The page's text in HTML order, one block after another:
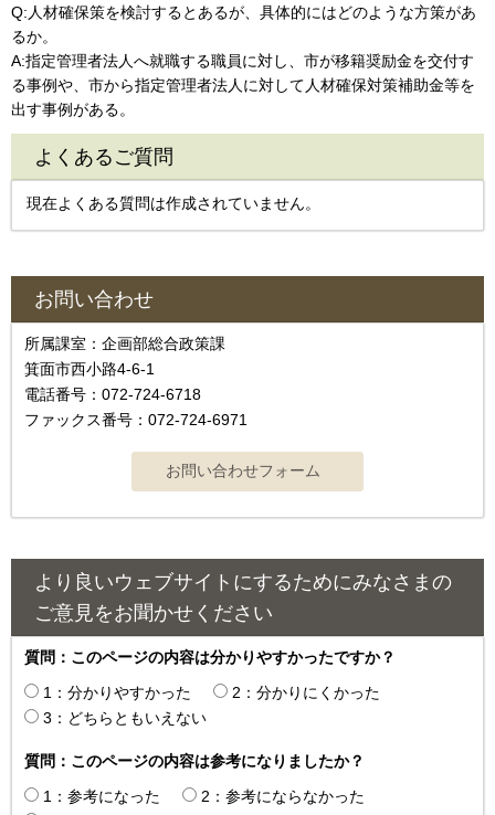
Q:人材確保策を検討するとあるが、具体的にはどのような方策があ
るか。
A:指定管理者法人へ就職する職員に対し、市が移籍奨励金を交付す
る事例や、市から指定管理者法人に対して人材確保対策補助金等を
出す事例がある。
よくあるご質問
現在よくある質問は作成されていません。
お問い合わせ
所属課室：企画部総合政策課
箕面市西小路4‐6‐1
電話番号：072-724-6718
ファックス番号：072-724-6971
より良いウェブサイトにするためにみなさまの
ご意見をお聞かせください
質問：このページの内容は分かりやすかったですか？
1：分かりやすかった
2：分かりにくかった
3：どちらともいえない
質問：このページの内容は参考になりましたか？
1：参考になった
2：参考にならなかった